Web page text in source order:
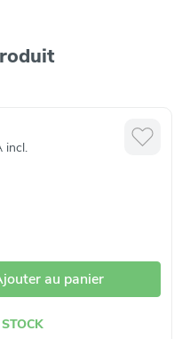
incl.
Entrez la quantité
au panier